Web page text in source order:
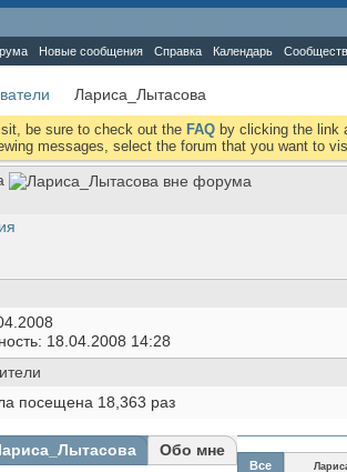
Новые сообщения Справка Календарь
Лариса_Лытасова
be sure to check out the FAQ by clicking the link
messages, select the forum that you want to
18.04.2008 14:28
посещена 18,363 раз
Обо мне
Все